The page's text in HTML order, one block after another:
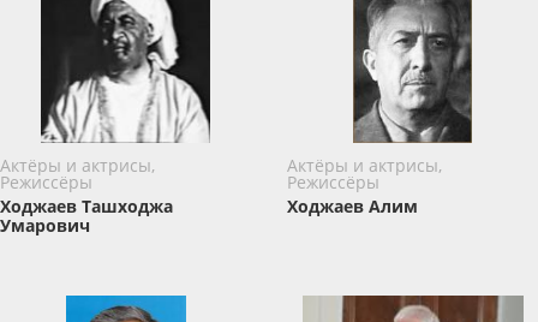
Актёры и актрисы,
Режиссёры
Ходжаев Ташходжа
Умарович
Актёры и актрисы,
Режиссёры
Ходжаев Алим